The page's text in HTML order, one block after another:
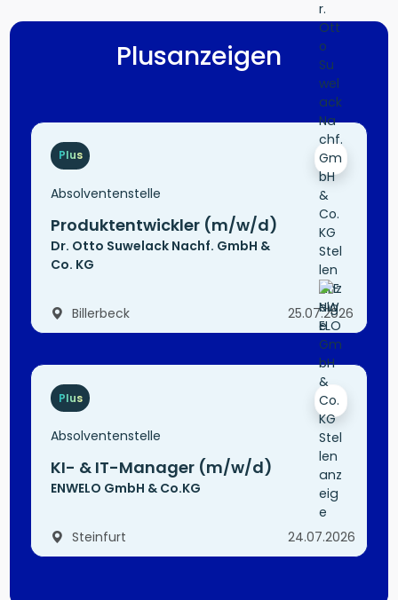
Plusanzeigen
Plus
Absolventenstelle
Produktentwickler (m/w/d)
Dr. Otto Suwelack Nachf. GmbH &
Co. KG
Billerbeck 25.07.2026
Plus
Absolventenstelle
KI- & IT-Manager (m/w/d)
ENWELO GmbH & Co.KG
Steinfurt 24.07.2026